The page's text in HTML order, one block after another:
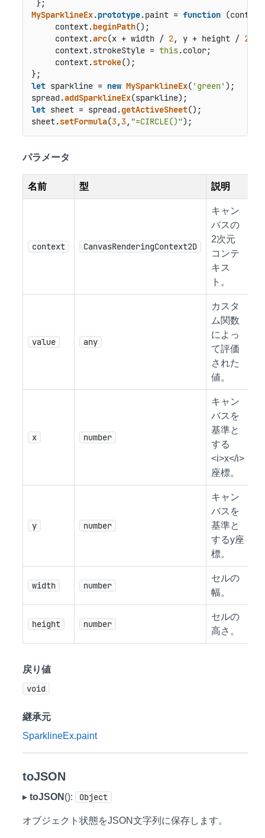
MySparklineEx.prototype.paint = function (
     context.
beginPath();
     context.
arc(x + width / 2, y + height / 2
     context.
strokeStyle = this.color;
     context.
stroke();
let sparkline = new MySparklineEx( 'green' );
spread.addSparklineEx
let sheet = spread.getActiveSheet();
sheet.setFormula(3, 3, "=CIRCLE()"
パラメータ
名前 型 説明
context CanvasRenderingContext2D
キャン
バスの
2次元
コンテ
キス
ト。
value any
カスタ
ム関数
によっ
て評価
された
値。
x number
キャン
バスを
基準と
する
<i>x</i>
座標。
y number
キャン
バスを
基準と
するy座
標。
width number
セルの
幅。
height number
セルの
高さ。
戻り値
void
継承元
SparklineEx.paint
toJSON
▸ toJSON (): Object
オブジェクト状態をJSON文字列に保存します。